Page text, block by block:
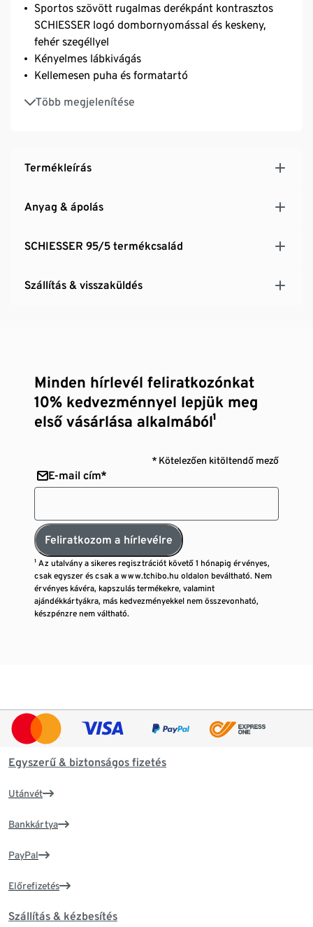
Sportos szövött rugalmas derékpánt kontrasztos
SCHIESSER logó dombornyomással és keskeny,
fehér szegéllyel
Kényelmes lábkivágás
Kellemesen puha és formatartó
Több megjelenítése
Rugalmas, single jersey anyagával tökéletesen
testhezálló
Termékleírás
Anyag & ápolás
SCHIESSER 95/5 termékcsalád
Szállítás & visszaküldés
Minden hírlevél feliratkozónkat
10% kedvezménnyel lepjük meg
első vásárlása alkalmából¹
* Kötelezően kitöltendő mező
E-mail cím*
Feliratkozom a hírlevélre
¹ Az utalvány a sikeres regisztrációt követő 1 hónapig érvényes,
csak egyszer és csak a www.tchibo.hu oldalon beváltható. Nem
érvényes kávéra, kapszulás termékekre, valamint
ajándékkártyákra, más kedvezményekkel nem összevonható,
készpénzre nem váltható.
Egyszerű & biztonságos fizetés
Utánvét
Bankkártya
PayPal
Előrefizetés
Szállítás & kézbesítés